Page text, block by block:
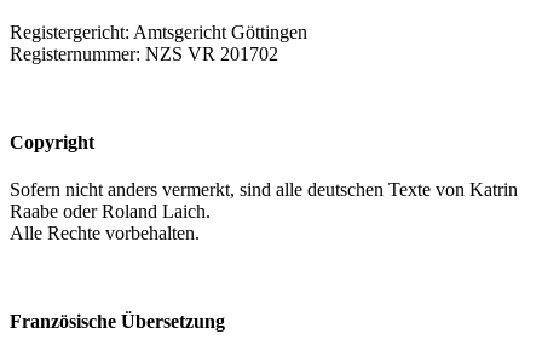
Registergericht: Amtsgericht Göttingen
Registernummer: NZS VR 201702
Copyright
Sofern nicht anders vermerkt, sind alle deutschen Texte von Katrin
Raabe oder Roland Laich.
Alle Rechte vorbehalten.
Französische Übersetzung